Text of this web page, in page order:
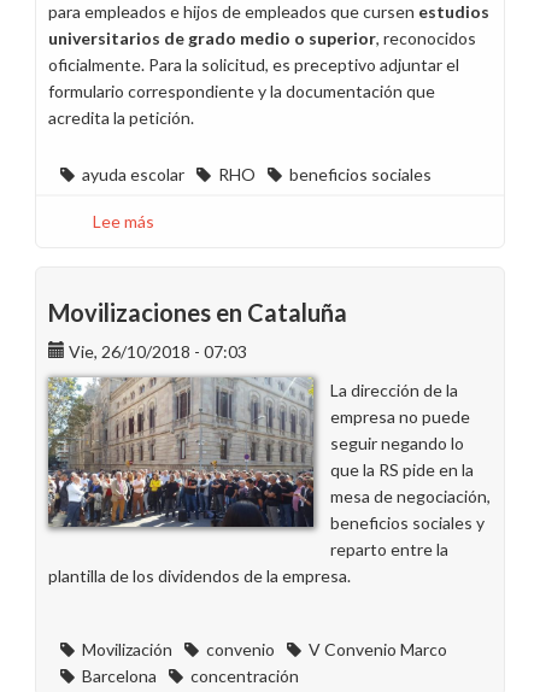
para empleados e hijos de empleados que cursen estudios
universitarios de grado medio o superior, reconocidos
oficialmente. Para la solicitud, es preceptivo adjuntar el
formulario correspondiente y la documentación que
acredita la petición.
ayuda escolar RHO beneficios sociales
Lee más
miércoles
que
viene
finaliza
el
plazo
de
la
Ayuda
en
Movilizaciones en Cataluña
Vie, 26/10/2018 - 07:03
La dirección de la
empresa no puede
seguir negando lo
que la RS pide en la
mesa de negociación,
beneficios sociales y
reparto entre la
plantilla de los dividendos de la empresa.
Movilización convenio
V Convenio Marco
Barcelona
concentración